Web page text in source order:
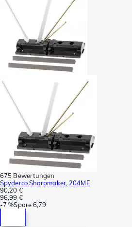
675 Bewertungen
Spyderco Sharpmaker, 204MF
90,20 €
96,99 €
-7 %Spare6,79